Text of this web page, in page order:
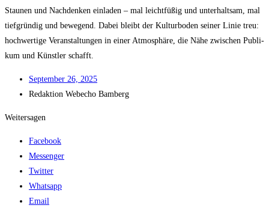
Stau­nen und Nach­den­ken ein­la­den – mal leicht­fü­ßig und unter­halt­sam, mal
tief­grün­dig und bewe­gend. Dabei bleibt der Kul­tur­bo­den sei­ner Linie treu:
hoch­wer­ti­ge Ver­an­stal­tun­gen in einer Atmo­sphä­re, die Nähe zwi­schen Publi­
kum und Künst­ler schafft.
Sep­tem­ber 26, 2025
Redak­ti­on Web­echo Bamberg
Weitersagen
Facebook
Messenger
Twitter
Whatsapp
Email